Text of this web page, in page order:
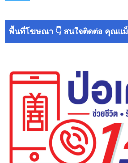
พื้นที่โฆษณา 👇 สนใจติดต่อ คุณแ